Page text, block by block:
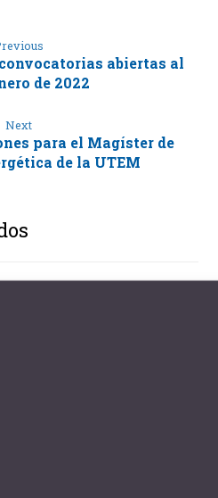
abiertas al
de 2022
Next
para el Magíster de
de la UTEM